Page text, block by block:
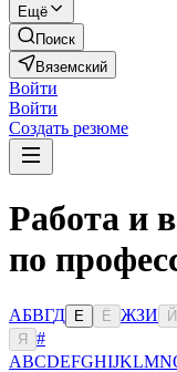
Ещё
Поиск
Вяземский
Войти
Войти
Создать резюме
Работа и
по
АБВГД Е Ё ЖЗИ Й
Я
#
ABCDEFGHIJKLMN